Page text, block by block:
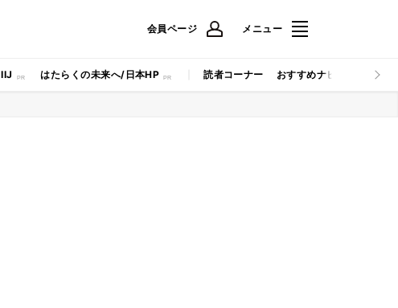
会員ページ メニュー
IIJ はたらくの未来へ/日本HP 読者コーナー おすすめナビ マイナビ